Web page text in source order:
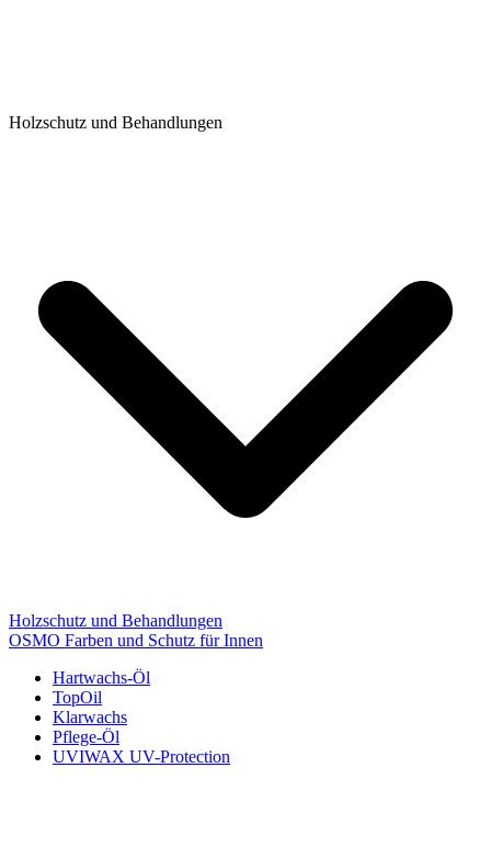
Holzschutz und Behandlungen
Holzschutz und Behandlungen
OSMO Farben und Schutz für Innen
Hartwachs-Öl
TopOil
Klarwachs
Pflege-Öl
UVIWAX UV-Protection